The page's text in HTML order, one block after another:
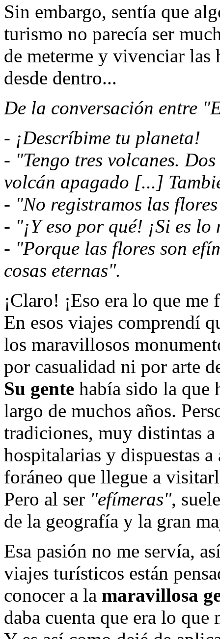
Sin embargo, sentía que
turismo no parecía ser
de meterme y vivenciar
desde dentro...
De la conversación entre
- ¡Descríbime tu planeta!
- "Tengo tres volcanes.
volcán apagado [...]
- "No registramos las
- "¡Y eso por qué! ¡Si es
- "Porque las flores son
cosas eternas".
¡Claro! ¡Eso era lo que me
En esos viajes comprendí
los maravillosos
por casualidad ni por arte
Su gente había sido la que
largo de muchos años.
tradiciones, muy distintas
hospitalarias y dispuestas
foráneo que llegue a
Pero al ser "efímeras",
de la geografía y la gran
Esa pasión no me servía,
viajes turísticos están
conocer a la maravillosa
daba cuenta que era lo que